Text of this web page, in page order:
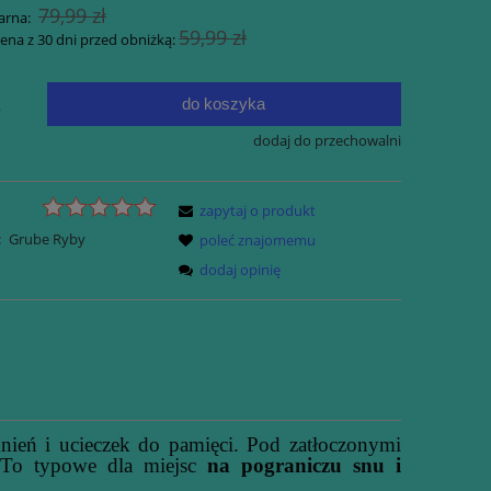
Byłam w piekle, kawę piłam;
Magdalena Baran
34,99 zł
79,99 zł
z 30 dni przed obniżką:59,99 zł
do koszyka
dodaj do przechowalni
Grube Ryby
zapytaj o produkt
poleć znajomemu
dodaj opinię
i ucieczek do pamięci. Pod zatłoczonymi
typowe dla miejsc na pograniczu snu i